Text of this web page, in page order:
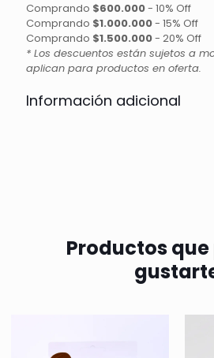
Comprando $600.000- 10% Off
Comprando $1.000.000- 15% Off
Comprando $1.500.000- 20% Off
* Los descuentos están sujetos a
aplican para productos en oferta.
Información adicional
Productos